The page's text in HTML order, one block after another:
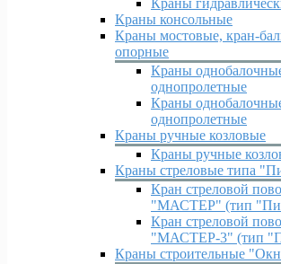
Краны консольные
Краны мостовые, кран-
опорные
Краны
однопролетные
Краны
однопролетные
Краны ручные козловые
Краны ручные
Краны стреловые типа
Кран стреловой
"МАСТЕР" (тип
Кран стреловой
"МАСТЕР-3" (тип
Краны строительные